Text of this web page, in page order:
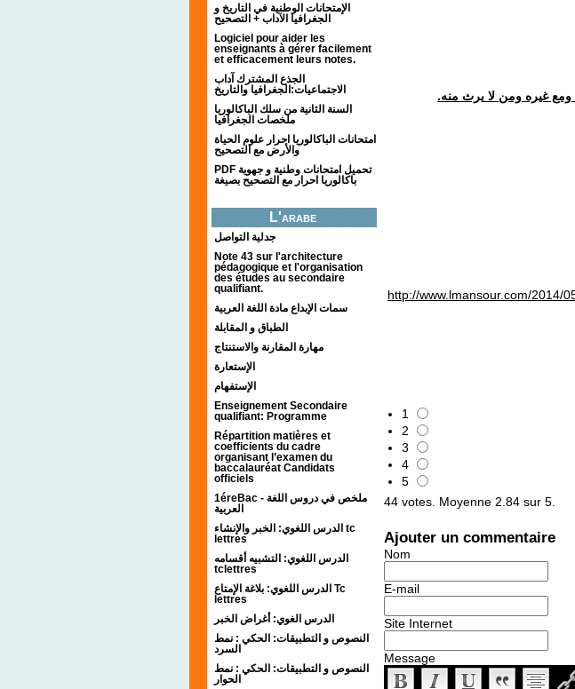
الإمتحانات الوطنية في التاريخ و
الجغرافيا الآداب + التصحيح
Logiciel pour aider les
enseignants à gérer facilement
et efficacement leurs notes.
الجذع المشترك آداب
الاجتماعيات:الجغرافيا والتاريخ
السنة الثانية من سلك الباكالوريا
ملخصات الجغرافيا
امتحانات الباكالوريا احرار علوم الحياة
والأرض مع التصحيح
PDF تحميل امتحانات وطنية و جهوية
باكالوريا احرار مع التصحيح بصيغة
L'arabe
جدلية التواصل
Note 43 sur l'architecture
pédagogique et l'organisation
des études au secondaire
qualifiant.
سمات الإبداع مادة اللغة العربية
الطباق و المقابلة
مهارة المقارنة والاستنتاج
الإستعارة
الإستفهام
Enseignement Secondaire
qualifiant: Programme
Répartition matières et
coefficients du cadre
organisant l’examen du
baccalauréat Candidats
officiels
1éreBac - ملخص في دروس اللغة
العربية
الدرس اللغوي: الخبر والإنشاء tc
lettres
الدرس اللغوي: التشبيه أقسامه
tclettres
الدرس اللغوي: بلاغة الإمتاع Tc
lettres
الدرس الغوي: أغراض الخبر
النصوص و التطبيقات: الحكي : نمط
السرد
النصوص و التطبيقات: الحكي : نمط
الحوار
ومع غيره ومن لا يرث منه‏.‏
http://www.lmansour.com/2014/
1
2
3
4
5
44 votes. Moyenne 2.84 sur 5.
Ajouter un commentaire
Nom
E-mail
Site Internet
Message